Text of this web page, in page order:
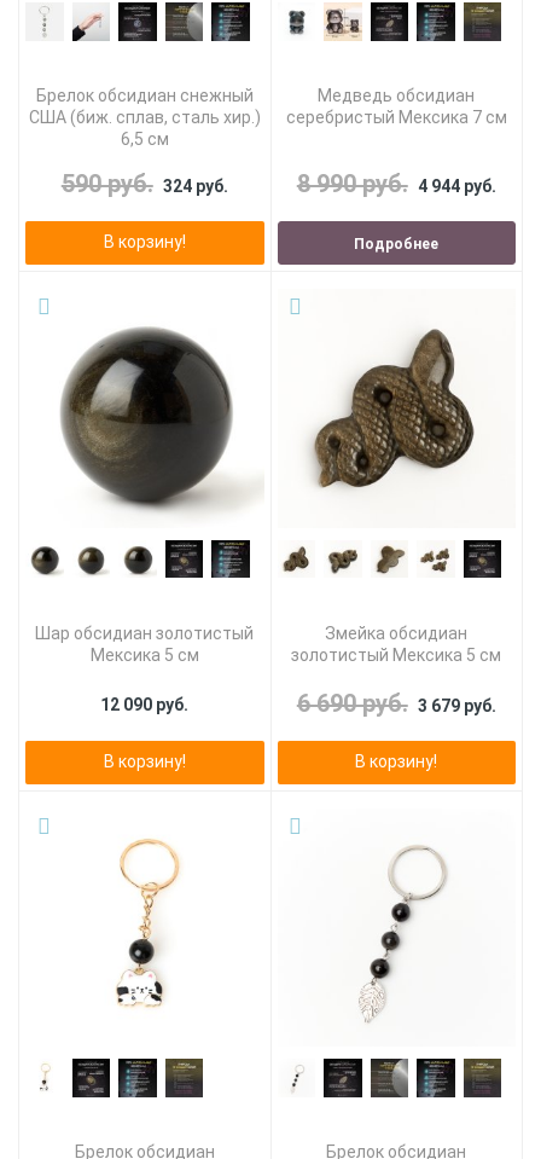
Брелок обсидиан снежный
США (биж. сплав, сталь хир.)
6,5 см
590 руб. 324 руб.
В корзину!
Медведь обсидиан
серебристый Мексика 7 см
8 990 руб. 4 944 руб.
Подробнее
Шар обсидиан золотистый
Мексика 5 см
12 090 руб.
В корзину!
Змейка обсидиан
золотистый Мексика 5 см
6 690 руб. 3 679 руб.
В корзину!
Брелок обсидиан
Брелок обсидиан